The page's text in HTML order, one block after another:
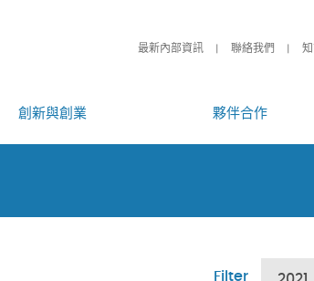
最新內部資訊 聯絡我們
創新與創業 夥伴合作
Filter